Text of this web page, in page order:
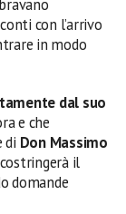
con l’arrivo
in modo
dal suo
e che
di Don Massimo
il
domande